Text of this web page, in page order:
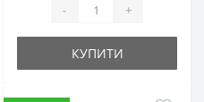
- +
КУПИТИ